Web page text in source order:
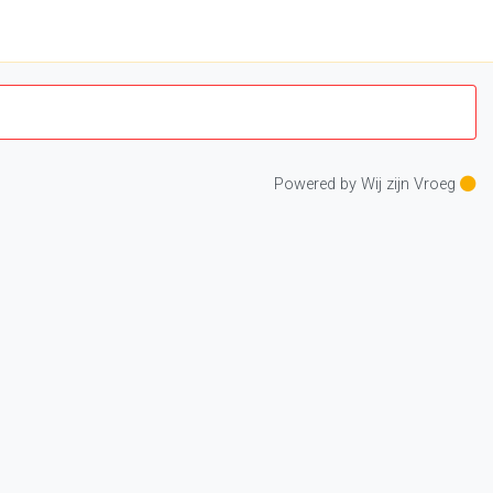
Powered by Wij zijn Vroeg